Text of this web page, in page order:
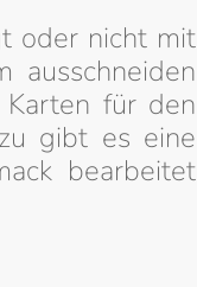
oder nicht mit
ausschneiden
für den
gibt es eine
bearbeitet